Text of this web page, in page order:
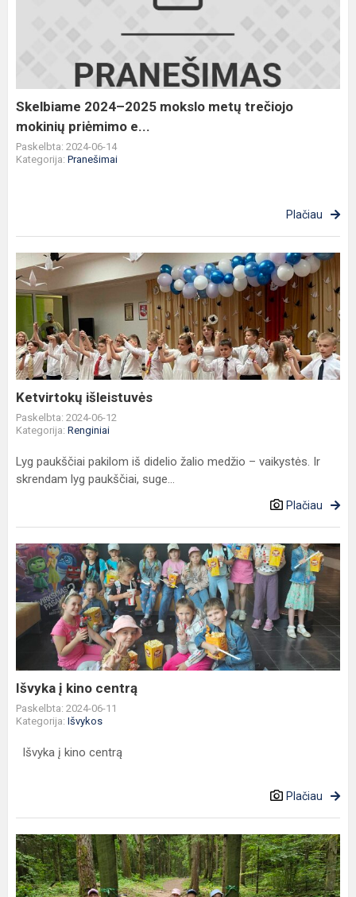
priėmimo
e...
Skelbiame 2024–2025 mokslo metų trečiojo
mokinių priėmimo e...
Paskelbta: 2024-06-14
Kategorija: Pranešimai
Plačiau
Ketvirtokų
išleistuvės
Ketvirtokų išleistuvės
Paskelbta: 2024-06-12
Kategorija: Renginiai
Lyg paukščiai pakilom iš didelio žalio medžio – vaikystės. Ir
skrendam lyg paukščiai, suge...
Plačiau
Išvyka
į
kino
centrą
Išvyka į kino centrą
Paskelbta: 2024-06-11
Kategorija: Išvykos
Išvyka į kino centrą
Plačiau
Varnikai